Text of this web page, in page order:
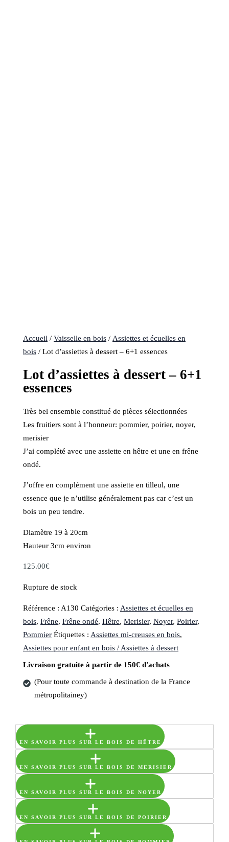
Accueil /Vaisselle en bois /Assiettes et écuelles en
bois / Lot d’assiettes à dessert – 6+1 essences
Lot d’assiettes à dessert – 6+1
essences
Très bel ensemble constitué de pièces sélectionnées
Les fruitiers sont à l’honneur: pommier, poirier, noyer,
merisier
J’ai complété avec une assiette en hêtre et une en frêne
ondé.
J’offre en complément une assiette en tilleul, une
essence que je n’utilise généralement pas car c’est un
bois un peu tendre.
Diamètre 19 à 20cm
Hauteur 3cm environ
125.00€
Rupture de stock
Référence : A130 Catégories : Assiettes et écuelles en
bois,Frêne,Frêne ondé,Hêtre,Merisier,Noyer,Poirier,
Pommier Étiquettes : Assiettes mi-creuses en bois,
Assiettes pour enfant en bois / Assiettes à dessert
Livraison gratuite à partir de 150€ d'achats
(Pour toute commande à destination de la France
métropolitainey)
EN SAVOIR PLUS SUR LE BOIS DE HÊTRE
EN SAVOIR PLUS SUR LE BOIS DE MERISIER
EN SAVOIR PLUS SUR LE BOIS DE NOYER
EN SAVOIR PLUS SUR LE BOIS DE POIRIER